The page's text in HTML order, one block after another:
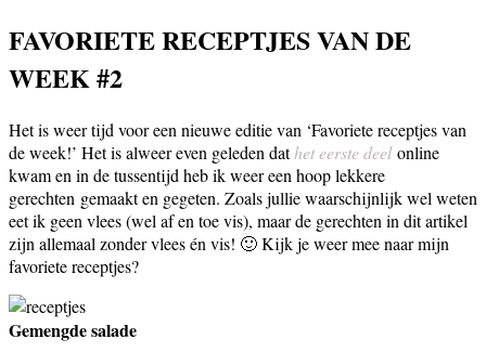
FAVORIETE RECEPTJES VAN DE
WEEK #2
Het is weer tijd voor een nieuwe editie van ‘Favoriete receptjes van
de week!’ Het is alweer even geleden dathet eerste deelonline
kwam en in de tussentijd heb ik weer een hoop lekkere
gerechten gemaakt en gegeten. Zoals jullie waarschijnlijk wel weten
eet ik geen vlees (wel af en toe vis), maar de gerechten in dit artikel
zijn allemaal zonder vlees én vis! 🙂 Kijk je weer mee naar mijn
favoriete receptjes?
Gemengde salade